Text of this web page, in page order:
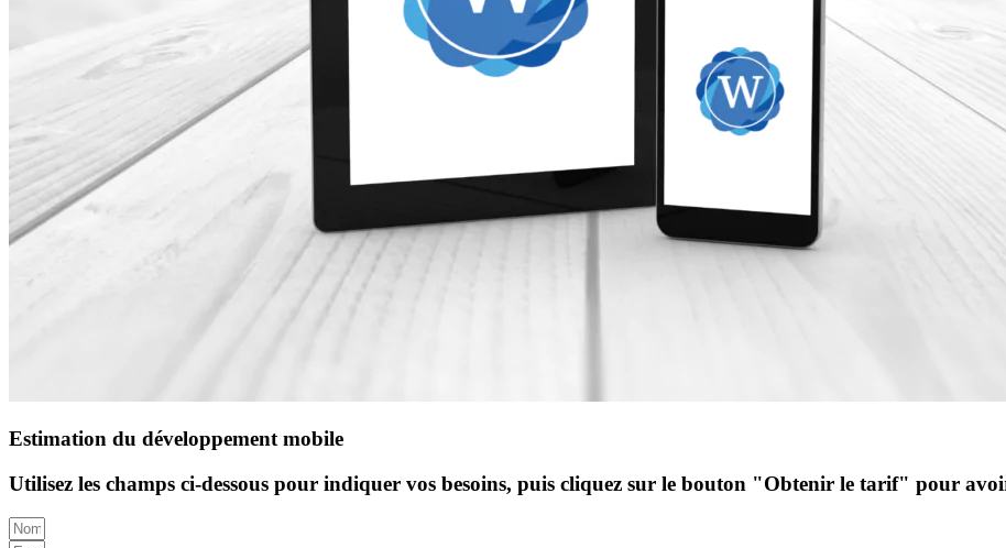
Estimation du développement mobile
Utilisez les champs ci-dessous pour indiquer vos besoins, puis cliquez sur le bouton "Obtenir le tarif" pour